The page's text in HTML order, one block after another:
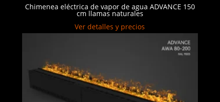
Chimenea eléctrica de vapor de agua ADVANCE 150
cm llamas naturales
Ver detalles y precios